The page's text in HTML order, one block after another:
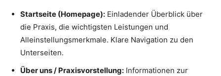
Startseite (Homepage): Einladender Überblick über
die Praxis, die wichtigsten Leistungen und
Alleinstellungsmerkmale. Klare Navigation zu den
Unterseiten.
Über uns / Praxisvorstellung: Informationen zur